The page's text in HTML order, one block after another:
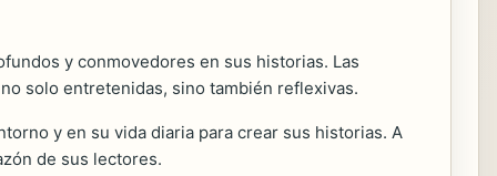
y conmovedores en sus historias. Las
solo entretenidas, sino también reflexivas.
y en su vida diaria para crear sus historias. A
de sus lectores.